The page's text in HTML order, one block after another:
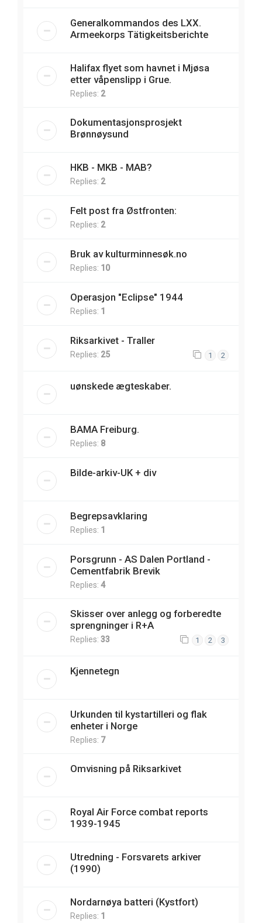
Generalkommandos des LXX.
Armeekorps Tätigkeitsberichte
Halifax flyet som havnet i Mjøsa
etter våpenslipp i Grue.
Replies: 2
Dokumentasjonsprosjekt
Brønnøysund
HKB - MKB - MAB?
Replies: 2
Felt post fra Østfronten:
Replies: 2
Bruk av kulturminnesøk.no
Replies: 10
Operasjon "Eclipse" 1944
Replies: 1
Riksarkivet - Traller
Replies: 25 1 2
uønskede ægteskaber.
BAMA Freiburg.
Replies: 8
Bilde-arkiv-UK + div
Begrepsavklaring
Replies: 1
Porsgrunn - AS Dalen Portland -
Cementfabrik Brevik
Replies: 4
Skisser over anlegg og forberedte
sprengninger i R+A
Replies: 33 1 2 3
Kjennetegn
Urkunden til kystartilleri og flak
enheter i Norge
Replies: 7
Omvisning på Riksarkivet
Royal Air Force combat reports
1939-1945
Utredning - Forsvarets arkiver
(1990)
Nordarnøya batteri (Kystfort)
Replies: 1